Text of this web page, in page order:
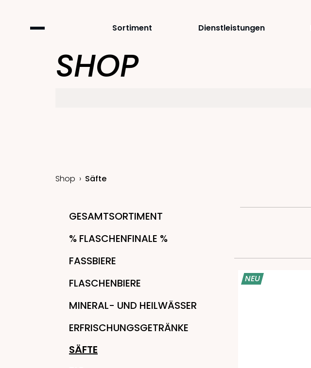
Sortiment Dienstleistungen
SHOP
Shop Säfte
GESAMTSORTIMENT
% FLASCHENFINALE %
FASSBIERE
FLASCHENBIERE
MINERAL- UND HEILWÄSSER
ERFRISCHUNGSGETRÄNKE
SÄFTE
NEU